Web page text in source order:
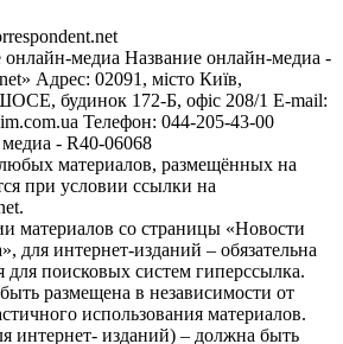
онлайн-медиа Название онлайн-медиа -
Адрес: 02091, місто Київ,
будинок 172-Б, офіс 208/1 E-mail:
Телефон: 044-205-43-00
- R40-06068
материалов, размещённых на
при условии ссылки на
материалов со страницы «Новости
для интернет-изданий – обязательна
для поисковых систем гиперссылка.
размещена в независимости от
использования материалов.
интернет- изданий) – должна быть